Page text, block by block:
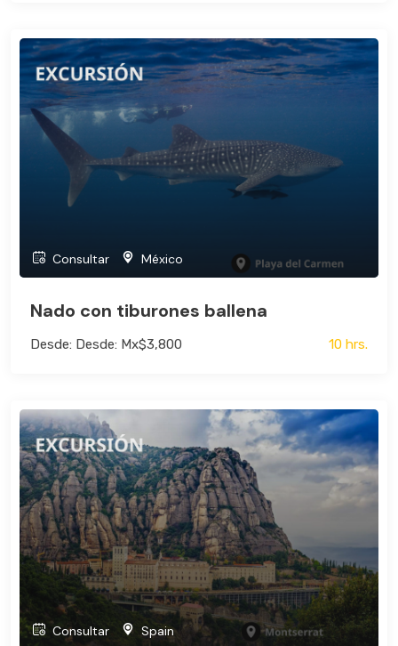
Consultar México
Nado con tiburones ballena
Desde: Desde: Mx$3,800 10 hrs.
Consultar Spain